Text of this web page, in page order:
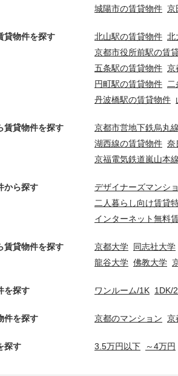
城陽市の賃貸物件 京
貸物件を探す 北山駅の賃貸物件 北
京都市役所前駅の賃
五条駅の賃貸物件 京
円町駅の賃貸物件
丹波橋駅の賃貸物件
賃貸物件を探す
京都市営地下鉄烏丸
湖西線の賃貸物件 奈
京福電気鉄道嵐山本
から探す
デザイナーズマンシ
二人暮らし向け賃貸
インターネット無料
賃貸物件を探す 京都大学 同志社大学
龍谷大学 佛教大学
を探す ワンルーム/1K 1DK/
件を探す 京都のマンション 京
探す 3.5万円以下 ～4万円